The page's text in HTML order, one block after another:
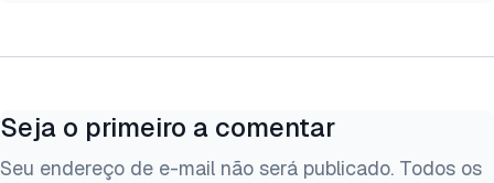
Seja o primeiro a comentar
Seu endereço de e-mail não será publicado. Todos os